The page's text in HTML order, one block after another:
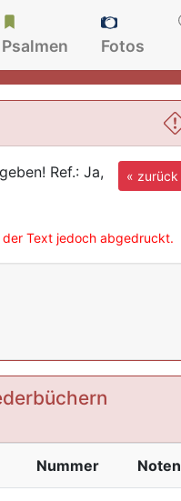
Psalmen Fotos
« zurück
Ref.: Ja,
Text jedoch abgedruckt.
Nummer Noten